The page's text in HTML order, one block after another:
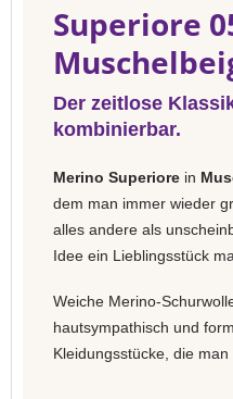
Superiore
Der zeitlose
kombinierbar.
Merino Superiore in
dem man immer wieder
alles andere als
Idee ein Lieblingsstück
Weiche Merino-
hautsympathisch und
Kleidungsstücke, die